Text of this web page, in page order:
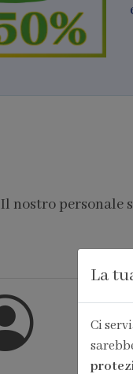
Il nostro personale
La
Ci